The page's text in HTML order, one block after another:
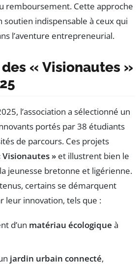
remboursement. Cette approche
soutien indispensable à ceux qui
l’aventure entrepreneurial.
« Visionautes »
l’association a sélectionné un
portés par 38 étudiants
de parcours. Ces projets
Visionautes » et illustrent bien le
jeunesse bretonne et ligérienne.
certains se démarquent
leur innovation, tels que :
d’un matériau écologique à
jardin urbain connecté,